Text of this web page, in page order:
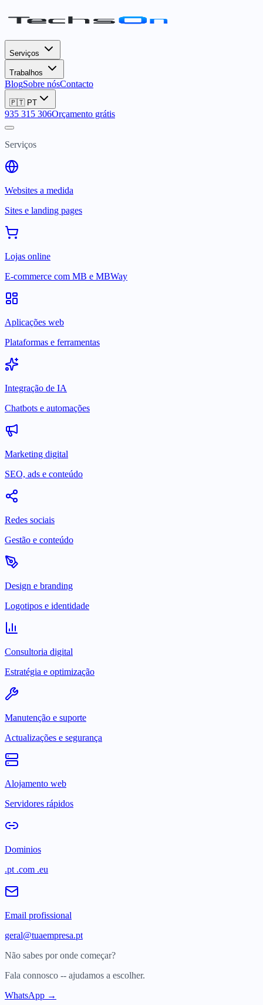
Serviços
Trabalhos
BlogSobre nósContacto
🇵🇹 PT
935 315 306Orçamento grátis
Serviços
Websites a medida
Sites e landing pages
Lojas online
E-commerce com MB e MBWay
Aplicações web
Plataformas e ferramentas
Integração de IA
Chatbots e automações
Marketing digital
SEO, ads e conteúdo
Redes sociais
Gestão e conteúdo
Design e branding
Logotipos e identidade
Consultoria digital
Estratégia e optimização
Manutenção e suporte
Actualizações e segurança
Alojamento web
Servidores rápidos
Dominios
.pt .com .eu
Email profissional
geral@tuaempresa.pt
Não sabes por onde começar?
Fala connosco -- ajudamos a escolher.
WhatsApp →